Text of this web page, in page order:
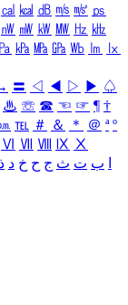
㎈ ㎉ ㏈ ㎧ ㎨ ㎰
㎻ ㎽ ㎾ ㎿ ㎐ ㎑
㎩ ㎪ ㎫ ㎬ ㏝ ㏐
㏓
〓 ◁ ◀ ▷ ▶ ♤
♨ ☏ ☎ ☜ ☞ ¶ †
℡ ＃ ＆ ＊ ＠ ª º
Ⅵ Ⅶ Ⅷ Ⅸ Ⅹ
ب ت ث ج ح خ د ذ